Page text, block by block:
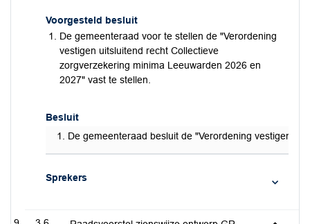
Voorgesteld besluit
De gemeenteraad voor te stellen de "Verordening
vestigen uitsluitend recht Collectieve
zorgverzekering minima Leeuwarden 2026 en
2027" vast te stellen.
Besluit
De gemeenteraad besluit de "Verordening vestigen
Sprekers